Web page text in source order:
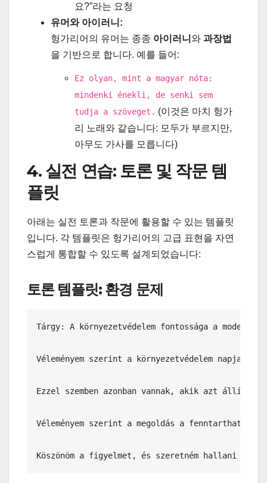
요?”라는 요청
유머와 아이러니:
헝가리어의 유머는 종종 아이러니 와 과장법
을 기반으로 합니다. 예를 들어:
Ez olyan, mint a magyar nóta:
mindenki énekli, de senki sem
tudja a szöveget. (이것은 마치 헝가
리 노래와 같습니다: 모두가 부르지만,
아무도 가사를 모릅니다)
4. 실전 연습: 토론 및 작문 템
플릿
아래는 실전 토론과 작문에 활용할 수 있는 템플릿
입니다. 각 템플릿은 헝가리어의 고급 표현을 자연
스럽게 통합할 수 있도록 설계되었습니다:
토론 템플릿: 환경 문제
Tárgy: A környezetvédelem fontossága a modern
Véleményem szerint a környezetvédelem
Ezzel szemben azonban vannak, akik azt állítják,
Véleményem szerint a megoldás a fenntartható
Köszönöm a figyelmet, és szeretném hallani a